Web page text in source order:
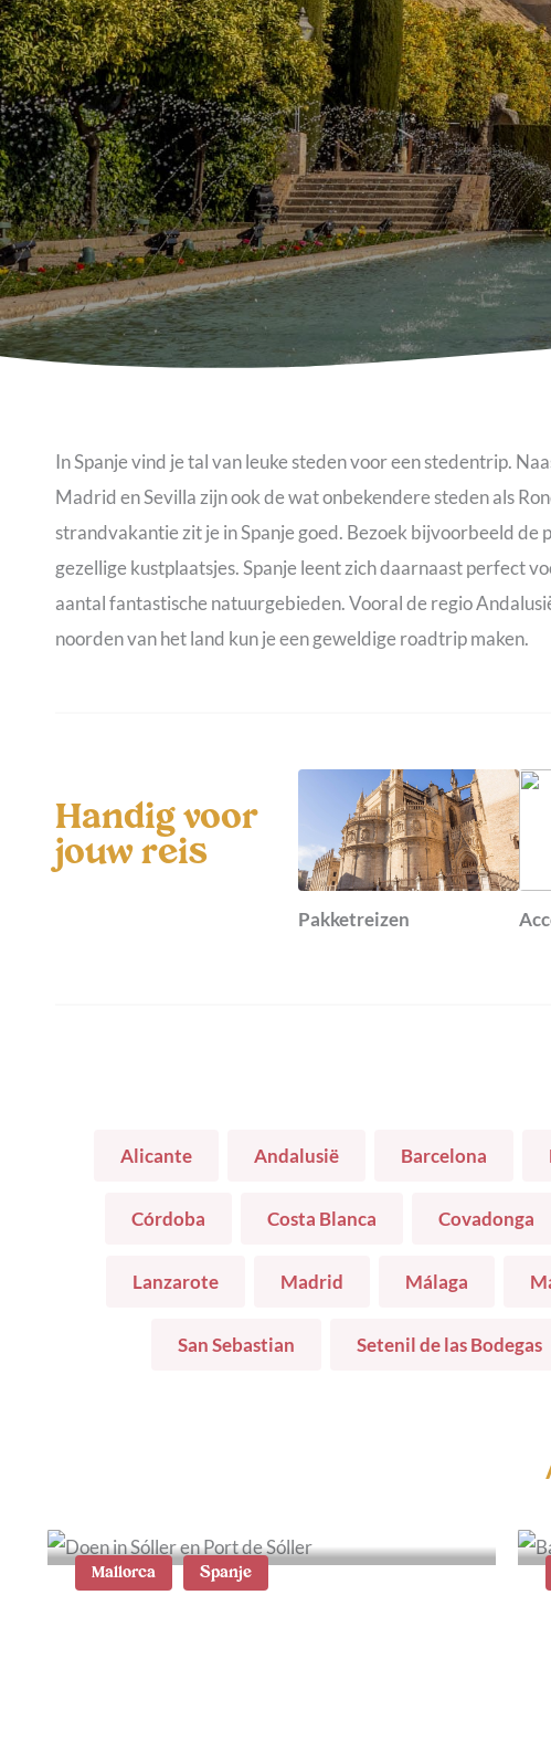
In Spanje vind je tal van leuke steden voor een stedentrip.
Madrid en Sevilla zijn ook de wat onbekendere steden als
strandvakantie zit je in Spanje goed. Bezoek bijvoorbeeld
gezellige kustplaatsjes. Spanje leent zich daarnaast perfect
aantal fantastische natuurgebieden. Vooral de regio
noorden van het land kun je een geweldige roadtrip maken.
Handig voor
jouw reis
Pakketreizen
Alicante Andalusië Barcelona
Córdoba Costa Blanca Covadonga
Lanzarote Madrid Málaga
San Sebastian Setenil de las Bodegas
Mallorca Spanje